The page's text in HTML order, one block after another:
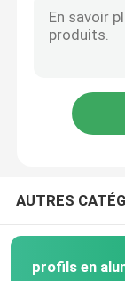
Profil de
profils en
Clôture en
AUTRES